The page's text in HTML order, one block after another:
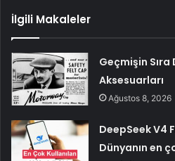
İlgili Makaleler
Geçmişin Sıra
Aksesuarları
Ağustos 8, 2026
DeepSeek V4
Dünyanın en